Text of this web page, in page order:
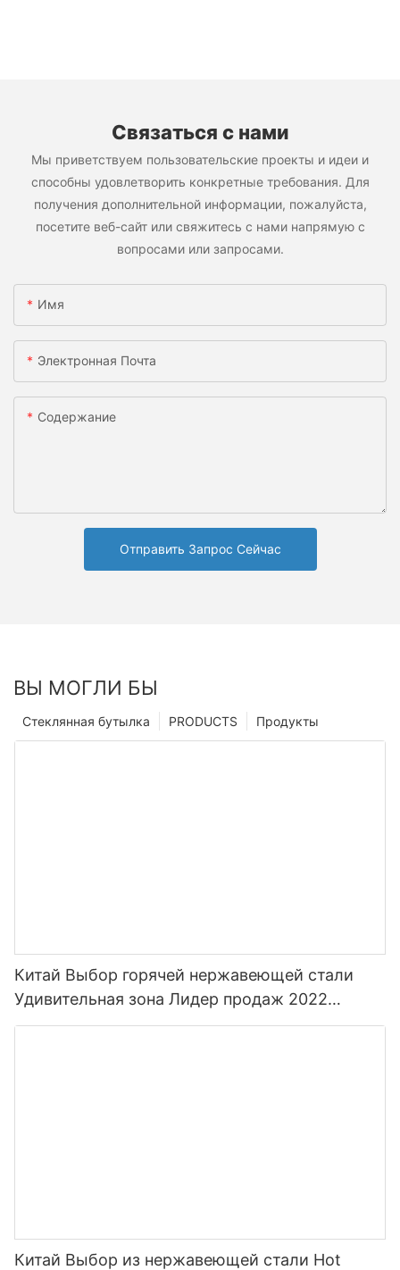
Связаться с нами
Мы приветствуем пользовательские проекты и идеи и
способны удовлетворить конкретные требования. Для
получения дополнительной информации, пожалуйста,
посетите веб-сайт или свяжитесь с нами напрямую с
вопросами или запросами.
Имя
Электронная Почта
Содержание
Отправить Запрос Сейчас
ВЫ МОГЛИ БЫ
Продукты
PRODUCTS
Стеклянная бутылка
Китай Выбор горячей нержавеющей стали
Удивительная зона Лидер продаж 2022
Бутылки для воды для спорта с соломой и
Китай Выбор из нержавеющей стали Hot